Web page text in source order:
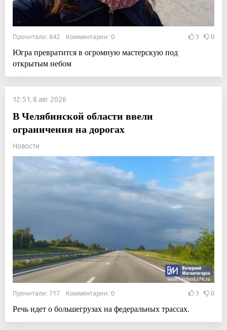
Прочитали: 842 Комментарии: 0 3 0
Югра превратится в огромную мастерскую под
открытым небом
12:51, 8 авг 2026
В Челябинской области ввели
ограничения на дорогах
Новости
Прочитали: 717 Комментарии: 0 3 0
Речь идет о большегрузах на федеральных трассах.